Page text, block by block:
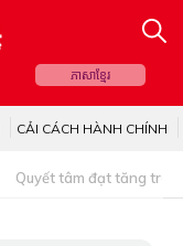
ភាសាខ្មែរ
CẢI CÁCH HÀNH CHÍNH
Quyết tâm đạt tăng